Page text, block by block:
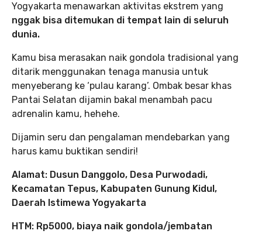
Yogyakarta menawarkan aktivitas ekstrem yang
nggak bisa ditemukan di tempat lain di seluruh
dunia.
Kamu bisa merasakan naik gondola tradisional yang
ditarik menggunakan tenaga manusia untuk
menyeberang ke ‘pulau karang’. Ombak besar khas
Pantai Selatan dijamin bakal menambah pacu
adrenalin kamu, hehehe.
Dijamin seru dan pengalaman mendebarkan yang
harus kamu buktikan sendiri!
Alamat: Dusun Danggolo, Desa Purwodadi,
Kecamatan Tepus, Kabupaten Gunung Kidul,
Daerah Istimewa Yogyakarta
HTM: Rp5000, biaya naik gondola/jembatan